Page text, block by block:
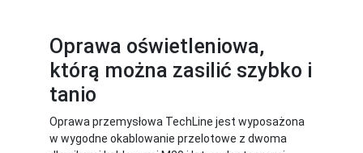
Oprawa oświetleniowa,
którą można zasilić szybko i
tanio
Oprawa przemysłowa TechLine jest wyposażona
w wygodne okablowanie przelotowe z dwoma